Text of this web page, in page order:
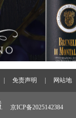
免责声明 网站地
京ICP备2025142384